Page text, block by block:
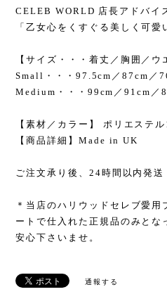
CELEB WORLD 店長アドバイ
「乙女心をくすぐる美しく可
【サイズ・・・着丈／胸囲／ウ
Small・・・97.5cm／87cm／
Medium・・・99cm／91cm／
【素材／カラー】 ポリエステ
【商品詳細】Made in UK
ご注文承り後、24時間以内発送
＊当店のハリウッドセレブ愛
ートで仕入れた正規品のみとな
安心下さいませ。
通報する